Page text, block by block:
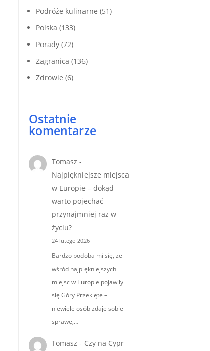
Podróże kulinarne (51)
Polska (133)
Porady(72)
Zagranica (136)
Zdrowie (6)
Ostatnie
komentarze
Tomasz -
Najpiękniejsze miejsca
w Europie – dokąd
warto pojechać
przynajmniej raz w
życiu?
24 lutego 2026
Bardzo podoba mi się, że
wśród najpiękniejszych
miejsc w Europie pojawiły
się Góry Przeklęte –
niewiele osób zdaje sobie
sprawę,…
Tomasz - Czy na Cypr